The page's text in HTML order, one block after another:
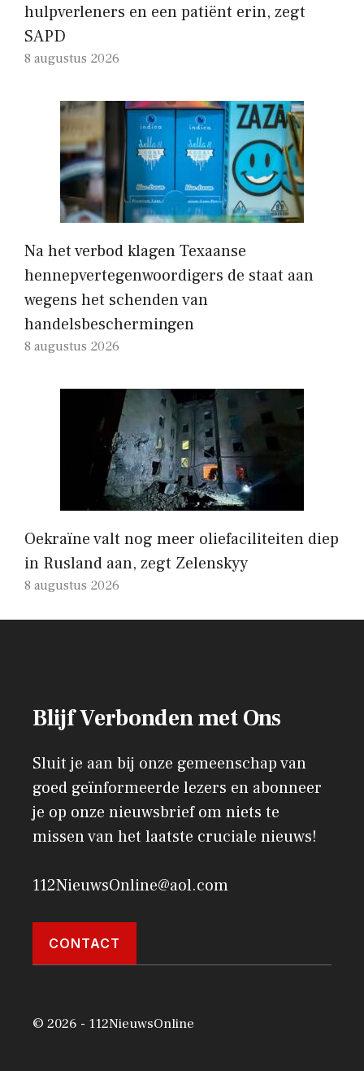
hulpverleners en een patiënt erin, zegt
SAPD
8 augustus 2026
Na het verbod klagen Texaanse
hennepvertegenwoordigers de staat aan
wegens het schenden van
handelsbeschermingen
8 augustus 2026
Oekraïne valt nog meer oliefaciliteiten diep
in Rusland aan, zegt Zelenskyy
8 augustus 2026
Blijf Verbonden met Ons
Sluit je aan bij onze gemeenschap van
goed geïnformeerde lezers en abonneer
je op onze nieuwsbrief om niets te
missen van het laatste cruciale nieuws!
112NieuwsOnline@aol.com
CONTACT
© 2026 - 112NieuwsOnline